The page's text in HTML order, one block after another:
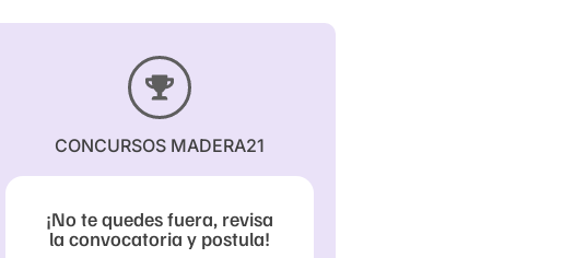
CONCURSOS MADERA21
¡No te quedes fuera, revisa
la convocatoria y postula!